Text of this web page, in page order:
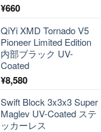
¥660
QiYi XMD Tornado V5
Pioneer Limited Edition
内部ブラック UV-
Coated
¥8,580
Swift Block 3x3x3 Super
Maglev UV-Coated ステ
ッカーレス